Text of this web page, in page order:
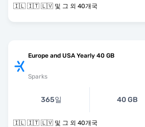
🇮🇱 🇮🇹 🇱🇻 및 그 외 40개국
Europe and USA Yearly 40 GB
Sparks
365일 40 GB
🇮🇱 🇮🇹 🇱🇻 및 그 외 40개국